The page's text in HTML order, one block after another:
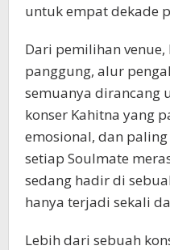
untuk empat dekade
Dari pemilihan
panggung, alur
semuanya dirancang
konser Kahitna yang
emosional, dan
setiap Soulmate
sedang hadir di
hanya terjadi sekali
Lebih dari sebuah